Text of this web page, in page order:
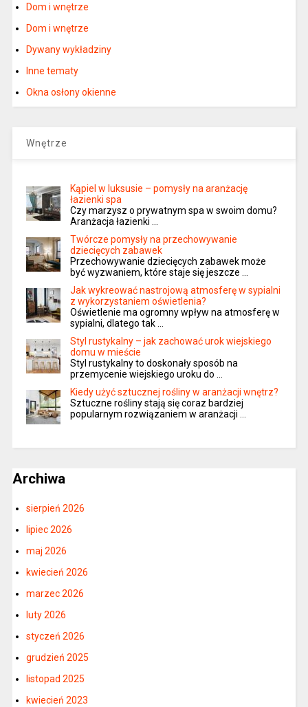
Dom i wnętrze
Dom i wnętrze
Dywany wykładziny
Inne tematy
Okna osłony okienne
Wnętrze
Kąpiel w luksusie – pomysły na aranżację
łazienki spa
Czy marzysz o prywatnym spa w swoim domu?
Aranżacja łazienki …
Twórcze pomysły na przechowywanie
dziecięcych zabawek
Przechowywanie dziecięcych zabawek może
być wyzwaniem, które staje się jeszcze …
Jak wykreować nastrojową atmosferę w sypialni
z wykorzystaniem oświetlenia?
Oświetlenie ma ogromny wpływ na atmosferę w
sypialni, dlatego tak …
Styl rustykalny – jak zachować urok wiejskiego
domu w mieście
Styl rustykalny to doskonały sposób na
przemycenie wiejskiego uroku do …
Kiedy użyć sztucznej rośliny w aranżacji wnętrz?
Sztuczne rośliny stają się coraz bardziej
popularnym rozwiązaniem w aranżacji …
Archiwa
sierpień 2026
lipiec 2026
maj 2026
kwiecień 2026
marzec 2026
luty 2026
styczeń 2026
grudzień 2025
listopad 2025
kwiecień 2023